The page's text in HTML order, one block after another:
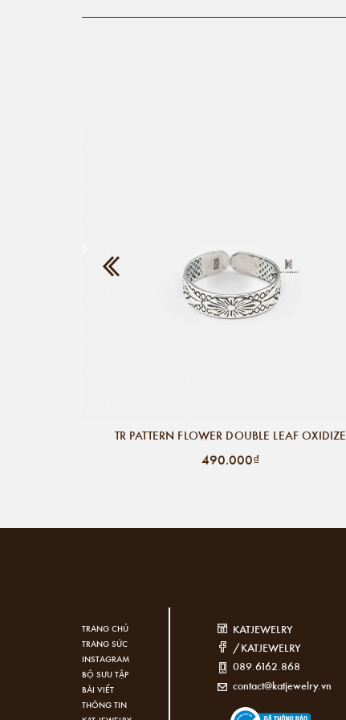
TR PATTERN FLOWER DOUBLE LEAF OXIDIZE
490.000₫
TRANG CHỦ
TRANG SỨC
INSTAGRAM
BỘ SƯU TẬP
BÀI VIẾT
THÔNG TIN
KATJEWELRY
/KATJEWELRY
089.6162.868
contact@katjewelry.vn